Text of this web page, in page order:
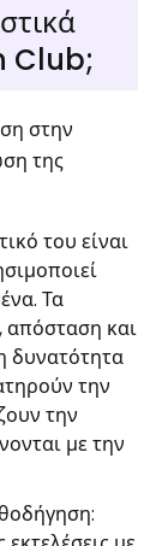
Club;
στην
της
του είναι
Τα
και
δυνατότητα
την
την
με την